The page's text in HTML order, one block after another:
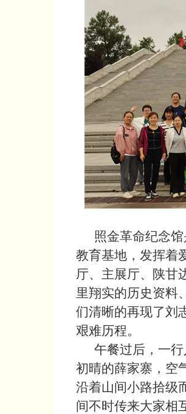
照金革命纪念馆
教育基地，发挥着
厅、主展厅、陕甘
里翔实的历史资料
们清晰的再现了刘
艰难历程。
午餐过后，一行
初晴的薛家寨，空
沿着山间小路拾级
间不时传来大家相